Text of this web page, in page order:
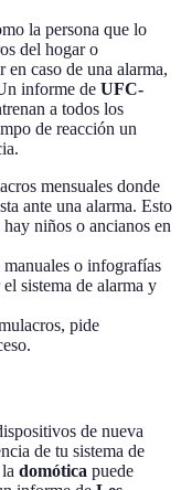
la persona que lo
del hogar o
en caso de una alarma,
informe de UFC-
a todos los
de reacción un
mensuales donde
ante una alarma. Esto
niños o ancianos en
o infografías
sistema de alarma y
pide
de nueva
de tu sistema de
domótica puede